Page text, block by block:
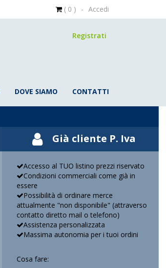
( 0 ) - Accedi
Registrati
DOVE SIAMO CONTATTI
Già cliente P. Iva
Accesso al TUO listino prezzi riservato
Condizioni commerciali come già in
essere
Possibilità di ordinare merce
attualmente "non disponibile" (attraverso
contatto diretto mail o telefono)
Assistenza personalizzata
Massima autonomia per i tuoi ordini
Cosa fare: